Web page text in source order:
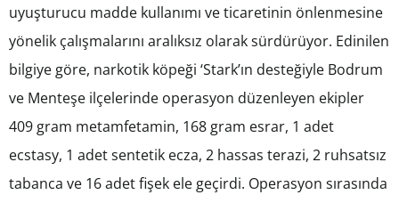
uyuşturucu madde kullanımı ve ticaretinin önlenmesine
yönelik çalışmalarını aralıksız olarak sürdürüyor. Edinilen
bilgiye göre, narkotik köpeği ‘Stark’ın desteğiyle Bodrum
ve Menteşe ilçelerinde operasyon düzenleyen ekipler
409 gram metamfetamin, 168 gram esrar, 1 adet
ecstasy, 1 adet sentetik ecza, 2 hassas terazi, 2 ruhsatsız
tabanca ve 16 adet fişek ele geçirdi. Operasyon sırasında